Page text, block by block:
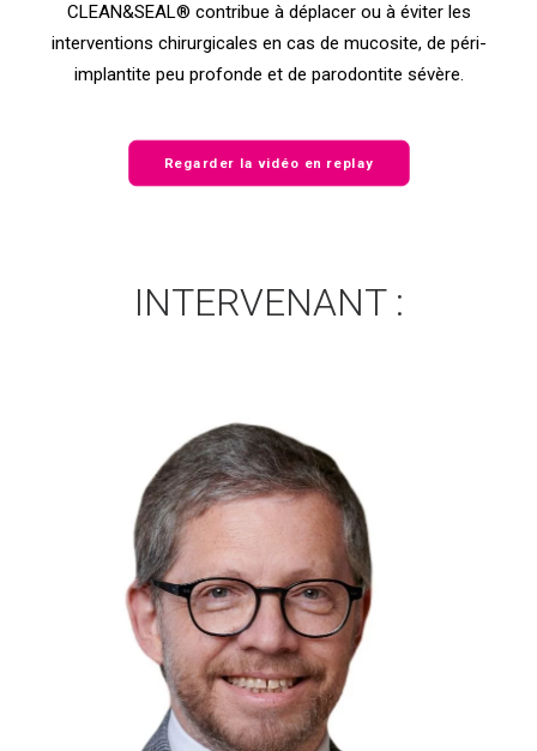
CLEAN&SEAL® contribue à déplacer ou à éviter les
interventions chirurgicales en cas de mucosite, de péri-
implantite peu profonde et de parodontite sévère.
Regarder la vidéo en replay
INTERVENANT :